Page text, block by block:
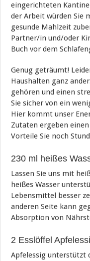
eingerichteten
der Arbeit würden Sie
gesunde Mahlzeit
Partner/in und/oder
Buch vor dem
Genug geträumt!
Haushalten ganz
gehören und einen
Sie sicher von ein
Hier kommt unser
Zutaten ergeben
Vorteile Sie noch
230 ml heißes
Lassen Sie uns mit
heißes Wasser
Lebensmittel besser
anderen Seite kann
Absorption von
2 Esslöffel
Apfelessig unterstützt